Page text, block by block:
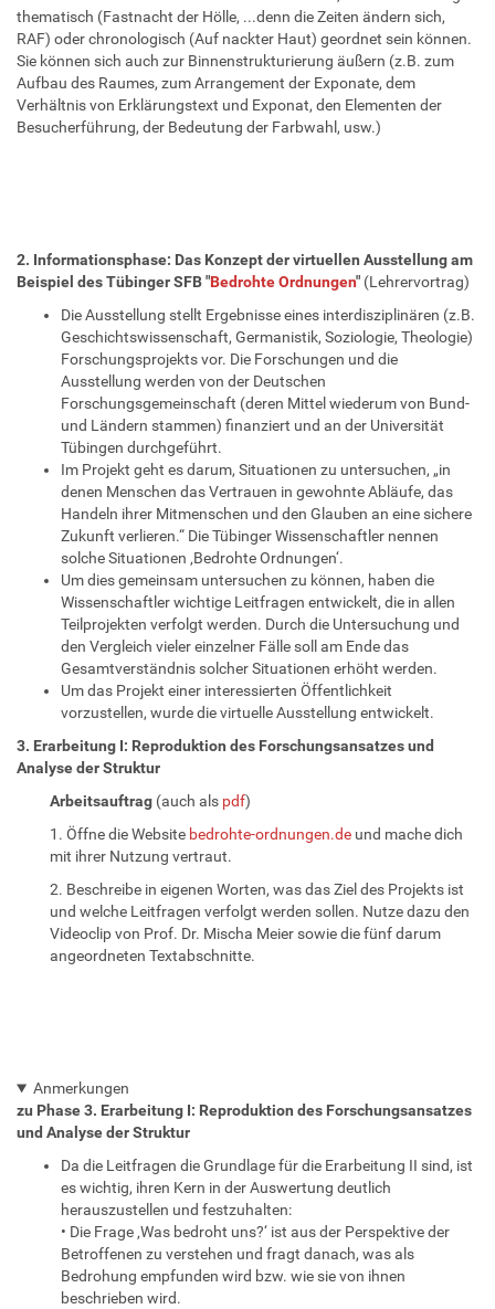
thematisch (Fastnacht der Hölle, ...denn die Zeiten ändern sich,
RAF) oder chronologisch (Auf nackter Haut) geordnet sein können.
Sie können sich auch zur Binnenstrukturierung äußern (z.B. zum
Aufbau des Raumes, zum Arrangement der Exponate, dem
Verhältnis von Erklärungstext und Exponat, den Elementen der
Besucherführung, der Bedeutung der Farbwahl, usw.)
2. Informationsphase: Das Konzept der virtuellen Ausstellung am
Beispiel des Tübinger SFB "Bedrohte Ordnungen" (Lehrervortrag)
Die Ausstellung stellt Ergebnisse eines interdisziplinären (z.B.
Geschichtswissenschaft, Germanistik, Soziologie, Theologie)
Forschungsprojekts vor. Die Forschungen und die
Ausstellung werden von der Deutschen
Forschungsgemeinschaft (deren Mittel wiederum von Bund-
und Ländern stammen) finanziert und an der Universität
Tübingen durchgeführt.
Im Projekt geht es darum, Situationen zu untersuchen, „in
denen Menschen das Vertrauen in gewohnte Abläufe, das
Handeln ihrer Mitmenschen und den Glauben an eine sichere
Zukunft verlieren.“ Die Tübinger Wissenschaftler nennen
solche Situationen ‚Bedrohte Ordnungen‘.
Um dies gemeinsam untersuchen zu können, haben die
Wissenschaftler wichtige Leitfragen entwickelt, die in allen
Teilprojekten verfolgt werden. Durch die Untersuchung und
den Vergleich vieler einzelner Fälle soll am Ende das
Gesamtverständnis solcher Situationen erhöht werden.
Um das Projekt einer interessierten Öffentlichkeit
vorzustellen, wurde die virtuelle Ausstellung entwickelt.
3. Erarbeitung I: Reproduktion des Forschungsansatzes und
Analyse der Struktur
Arbeitsauftrag (auch als pdf)
1. Öffne die Website bedrohte-ordnungen.de und mache dich
mit ihrer Nutzung vertraut.
2. Beschreibe in eigenen Worten, was das Ziel des Projekts ist
und welche Leitfragen verfolgt werden sollen. Nutze dazu den
Videoclip von Prof. Dr. Mischa Meier sowie die fünf darum
angeordneten Textabschnitte.
Anmerkungen
zu Phase 3. Erarbeitung I: Reproduktion des Forschungsansatzes
und Analyse der Struktur
Da die Leitfragen die Grundlage für die Erarbeitung II sind, ist
es wichtig, ihren Kern in der Auswertung deutlich
herauszustellen und festzuhalten:
• Die Frage ‚Was bedroht uns?‘ ist aus der Perspektive der
Betroffenen zu verstehen und fragt danach, was als
Bedrohung empfunden wird bzw. wie sie von ihnen
beschrieben wird.